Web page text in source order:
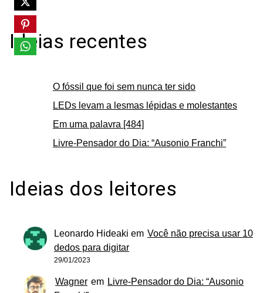
Ideias recentes
O fóssil que foi sem nunca ter sido
LEDs levam a lesmas lépidas e molestantes
Em uma palavra [484]
Livre-Pensador do Dia: “Ausonio Franchi”
Ideias dos leitores
Leonardo Hideaki em Você não precisa usar 10
dedos para digitar
29/01/2023
Wagner em Livre-Pensador do Dia: “Ausonio